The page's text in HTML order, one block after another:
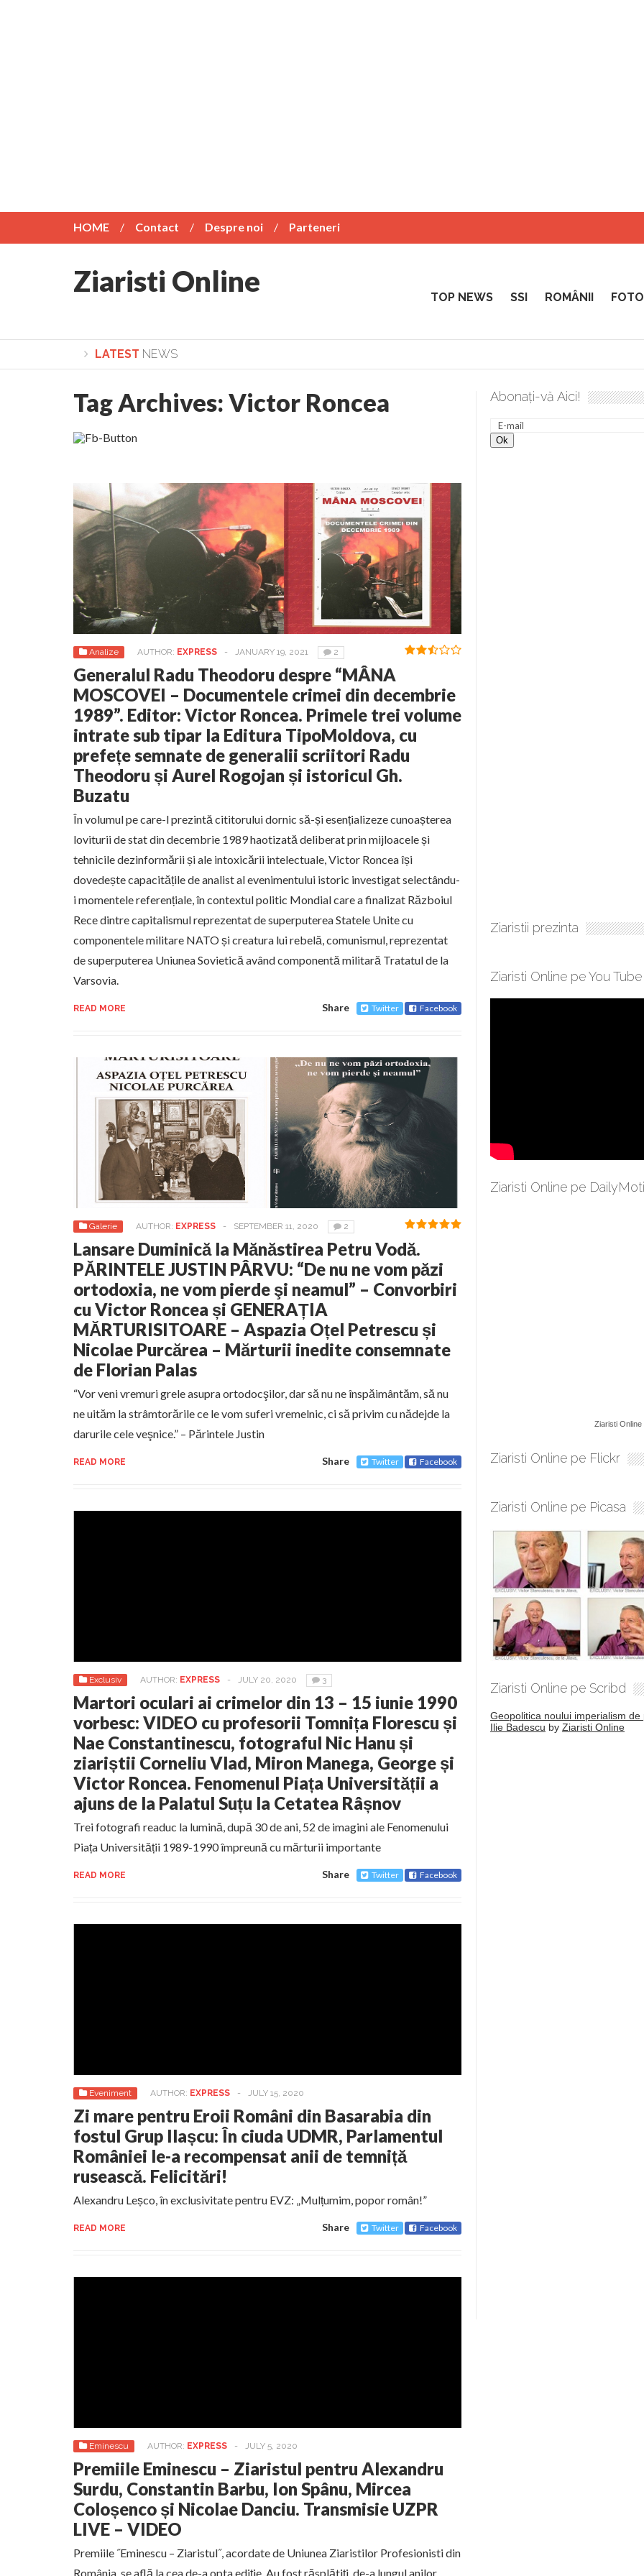
HOME Contact Despre noi Parteneri
Ziaristi Online TOP NEWS SSI ROMÂNII
LATEST NEWS
Lepădarea de sine și urmarea lui Hristos. Calea spre desăvârșire. Gând de duminică de Elena Solunca Moise
Tag Archives:Victor Roncea
Analize AUTHOR: EXPRESS - JANUARY 19, 2021 2
Generalul Radu Theodoru despre “MÂNA
MOSCOVEI – Documentele crimei din decembrie
1989”. Editor: Victor Roncea. Primele trei volume
intrate sub tipar la Editura TipoMoldova, cu
prefețe semnate de generalii scriitori Radu
Theodoru și Aurel Rogojan și istoricul Gh.
Buzatu
În volumul pe care-l prezintă cititorului dornic să-și esențializeze cunoașterea
loviturii de stat din decembrie 1989 haotizată deliberat prin mijloacele și
tehnicile dezinformării și ale intoxicării intelectuale, Victor Roncea își
dovedește capacitățile de analist al evenimentului istoric investigat selectându-
i momentele referențiale, în contextul politic Mondial care a finalizat Războiul
Rece dintre capitalismul reprezentat de superputerea Statele Unite cu
componentele militare NATO și creatura lui rebelă, comunismul, reprezentat
de superputerea Uniunea Sovietică având componentă militară Tratatul de la
Varsovia.
READ MORE Share Twitter Facebook
Galerie AUTHOR: EXPRESS - SEPTEMBER 11, 2020 2
Lansare Duminică la Mănăstirea Petru Vodă.
PĂRINTELE JUSTIN PÂRVU: “De nu ne vom păzi
ortodoxia, ne vom pierde şi neamul” – Convorbiri
cu Victor Roncea și GENERAȚIA
MĂRTURISITOARE – Aspazia Oțel Petrescu și
Nicolae Purcărea – Mărturii inedite consemnate
de Florian Palas
“Vor veni vremuri grele asupra ortodocşilor, dar să nu ne înspăimântăm, să nu
ne uităm la strâmtorările ce le vom suferi vremelnic, ci să privim cu nădejde la
darurile cele veşnice.” – Părintele Justin
READ MORE Share Twitter Facebook
Exclusiv AUTHOR: EXPRESS - JULY 20, 2020 3
Martori oculari ai crimelor din 13 – 15 iunie 1990
vorbesc: VIDEO cu profesorii Tomnița Florescu și
Nae Constantinescu, fotograful Nic Hanu și
ziariștii Corneliu Vlad, Miron Manega, George și
Victor Roncea. Fenomenul Piața Universității a
ajuns de la Palatul Suțu la Cetatea Râșnov
Trei fotografi readuc la lumină, după 30 de ani, 52 de imagini ale Fenomenului
Piața Universității 1989-1990 împreună cu mărturii importante
READ MORE Share Twitter Facebook
Eveniment AUTHOR: EXPRESS - JULY 15, 2020
Zi mare pentru Eroii Români din Basarabia din
fostul Grup Ilașcu: În ciuda UDMR, Parlamentul
României le-a recompensat anii de temniță
rusească. Felicitări!
Alexandru Leșco, în exclusivitate pentru EVZ: „Mulțumim, popor român!”
READ MORE Share Twitter Facebook
Eminescu AUTHOR: EXPRESS - JULY 5, 2020
Premiile Eminescu – Ziaristul pentru Alexandru
Surdu, Constantin Barbu, Ion Spânu, Mircea
Coloșenco și Nicolae Danciu. Transmisie UZPR
LIVE – VIDEO
Premiile ˝Eminescu – Ziaristul˝, acordate de Uniunea Ziaristilor Profesionisti din
România, se află la cea de-a opta ediție. Au fost răsplătiți, de-a lungul anilor,
Abonați-vă Aici!
Ziaristii prezinta
Ziaristi Online pe You Tube
Ziaristi Online pe
Ziaristi Online
Ziaristi Online pe Flickr
Ziaristi Online pe Picasa
Ziaristi Online pe Scribd
Geopolitica noului imperialism de
Ilie Badescu by Ziaristi Online